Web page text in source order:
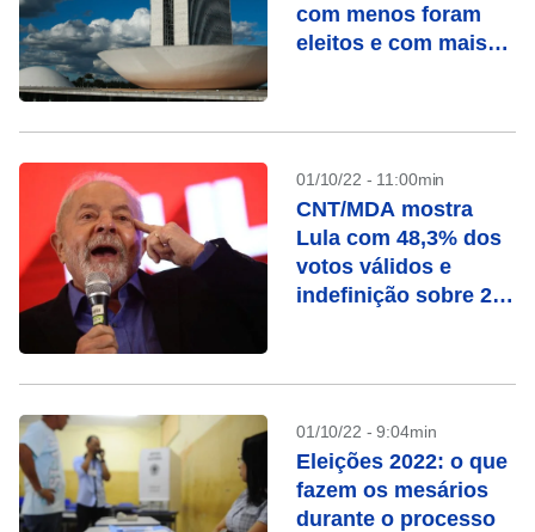
com menos foram
eleitos e com mais
01/10/22 - 11:00min
CNT/MDA mostra
Lula com 48,3% dos
votos válidos e
indefinição sobre 2º
01/10/22 - 9:04min
Eleições 2022: o que
fazem os mesários
durante o processo